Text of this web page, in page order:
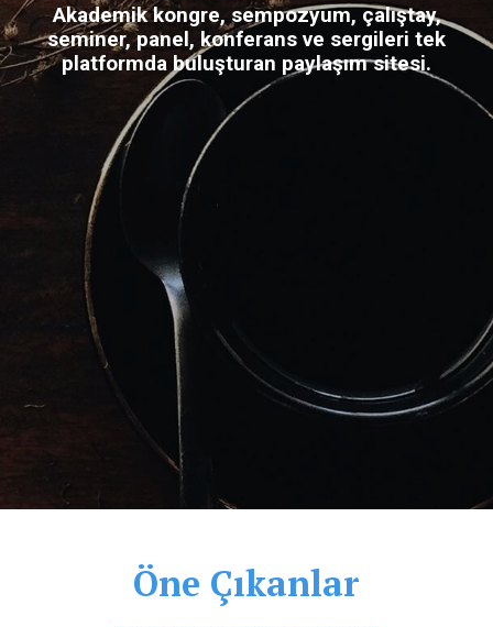
Akademik kongre, sempozyum, çalıştay,
seminer, panel, konferans ve sergileri tek
platformda buluşturan paylaşım sitesi.
Öne Çıkanlar